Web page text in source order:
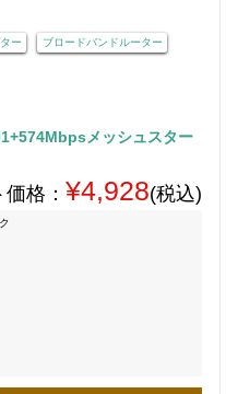
ー ブロードバンドルーター
メッシュスター
格： ¥4,928(税込)